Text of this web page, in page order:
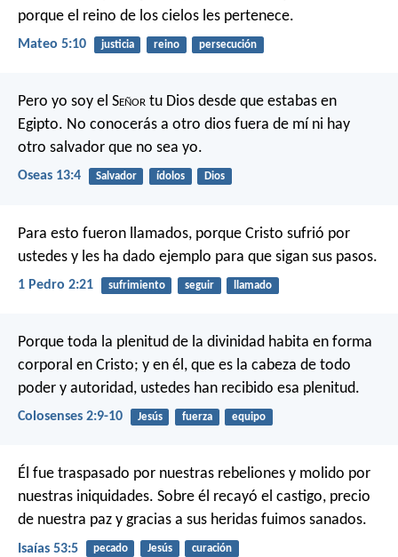
porque el reino de los cielos les pertenece.
Mateo 5:10 justicia reino persecución
Pero yo soy el Señor tu Dios desde que estabas en
Egipto. No conocerás a otro dios fuera de mí ni hay
otro salvador que no sea yo.
Oseas 13:4 Salvador ídolos Dios
Para esto fueron llamados, porque Cristo sufrió por
ustedes y les ha dado ejemplo para que sigan sus pasos.
1 Pedro 2:21 sufrimiento seguir llamado
Porque toda la plenitud de la divinidad habita en forma
corporal en Cristo; y en él, que es la cabeza de todo
poder y autoridad, ustedes han recibido esa plenitud.
Colosenses 2:9-10 Jesús fuerza equipo
Él fue traspasado por nuestras rebeliones y molido por
nuestras iniquidades. Sobre él recayó el castigo, precio
de nuestra paz y gracias a sus heridas fuimos sanados.
Isaías 53:5 pecado Jesús curación